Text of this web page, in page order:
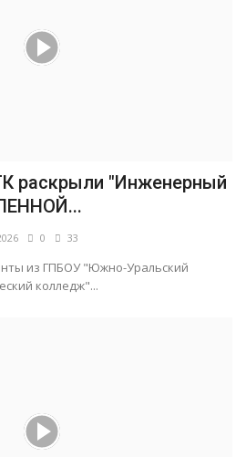
раскрыли "Инженерный
0 33
из ГПБОУ "Южно-Уральский
колледж"...